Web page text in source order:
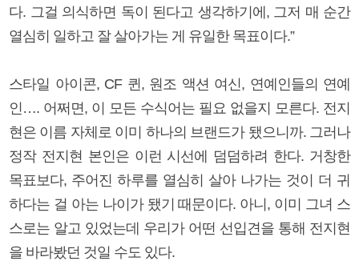
다. 그걸 의식하면 독이 된다고 생각하기에, 그저 매 순간
열심히 일하고 잘 살아가는 게 유일한 목표이다.”
스타일 아이콘, CF 퀸, 원조 액션 여신, 연예인들의 연예
인…. 어쩌면, 이 모든 수식어는 필요 없을지 모른다. 전지
현은 이름 자체로 이미 하나의 브랜드가 됐으니까. 그러나
정작 전지현 본인은 이런 시선에 덤덤하려 한다. 거창한
목표보다, 주어진 하루를 열심히 살아 나가는 것이 더 귀
하다는 걸 아는 나이가 됐기 때문이다. 아니, 이미 그녀 스
스로는 알고 있었는데 우리가 어떤 선입견을 통해 전지현
을 바라봤던 것일 수도 있다.